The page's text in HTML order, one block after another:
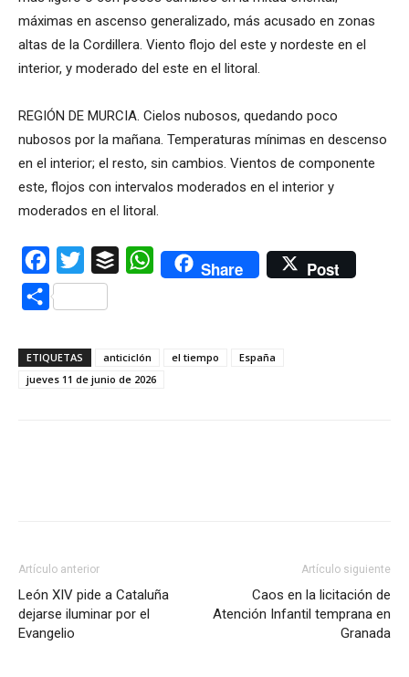
máximas en ascenso generalizado, más acusado en zonas
altas de la Cordillera. Viento flojo del este y nordeste en el
interior, y moderado del este en el litoral.
REGIÓN DE MURCIA. Cielos nubosos, quedando poco
nubosos por la mañana. Temperaturas mínimas en descenso
en el interior; el resto, sin cambios. Vientos de componente
este, flojos con intervalos moderados en el interior y
moderados en el litoral.
Facebook
Twitter Buffer WhatsAppShare Post
Compartir
ETIQUETAS anticiclón el tiempo
España
jueves 11 de junio de 2026
Artículo anterior
León XIV pide a Cataluña
dejarse iluminar por el
Evangelio
Artículo siguiente
Caos en la licitación de
Atención Infantil temprana en
Granada